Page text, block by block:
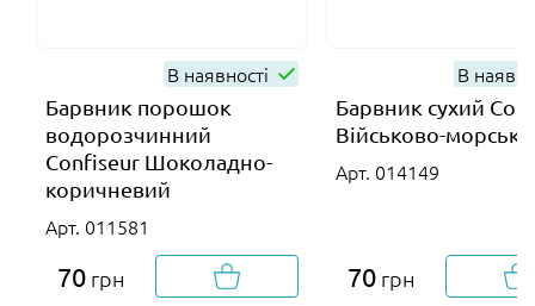
В наявності
Барвник порошок
водорозчинний
Confiseur Шоколадно-
коричневий
Арт. 011581
70 грн
В
Барвник сухий
Військово-
Арт. 014149
70 грн